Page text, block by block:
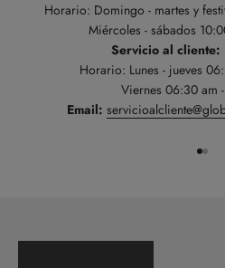
Horario: Domingo - martes y
Miércoles - sábados
Servicio al cliente:
Horario: Lunes - jueves
Viernes 06:30 am
Email: